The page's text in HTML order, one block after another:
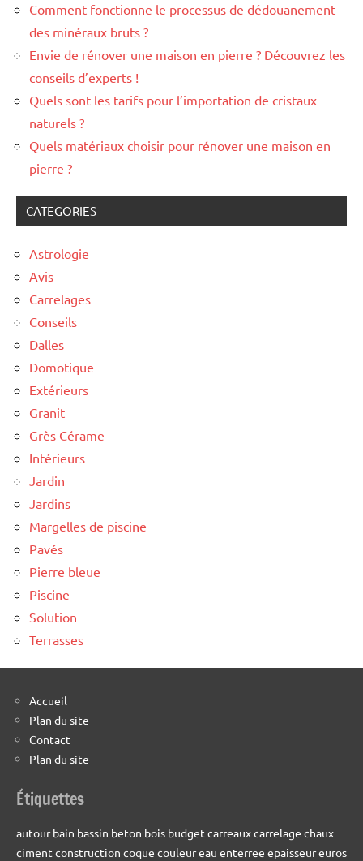
Comment fonctionne le processus de dédouanement
des minéraux bruts ?
Envie de rénover une maison en pierre ? Découvrez les
conseils d’experts !
Quels sont les tarifs pour l’importation de cristaux
naturels ?
Quels matériaux choisir pour rénover une maison en
pierre ?
CATEGORIES
Astrologie
Avis
Carrelages
Conseils
Dalles
Domotique
Extérieurs
Granit
Grès Cérame
Intérieurs
Jardin
Jardins
Margelles de piscine
Pavés
Pierre bleue
Piscine
Solution
Terrasses
Accueil
Plan du site
Contact
Plan du site
Étiquettes
autour bain bassin beton bois budget carreauxcarrelage chaux
ciment construction coque couleureau enterree epaisseureuros